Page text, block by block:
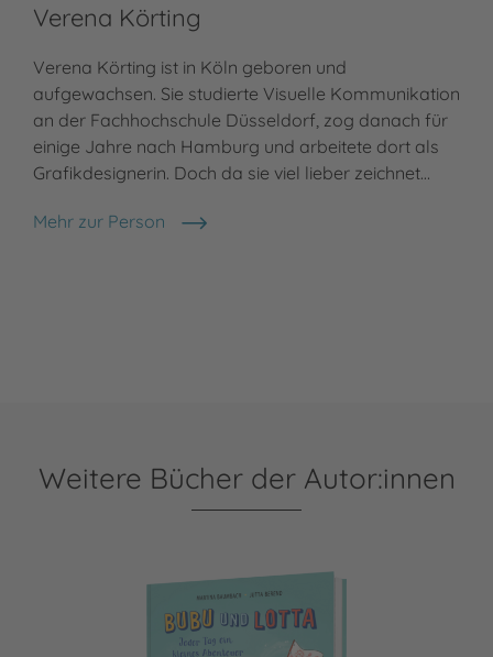
Verena Körting
Verena Körting ist in Köln geboren und
aufgewachsen. Sie studierte Visuelle Kommunikation
an der Fachhochschule Düsseldorf, zog danach für
einige Jahre nach Hamburg und arbeitete dort als
Grafikdesignerin. Doch da sie viel lieber zeichnet…
Mehr zur Person
Verena Körting
Weitere Bücher der Autor:innen